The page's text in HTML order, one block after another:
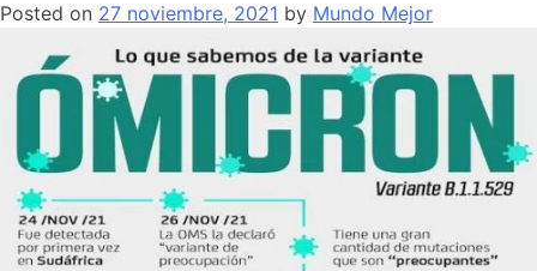
Posted on 27 noviembre, 2021 by Mundo Mejor